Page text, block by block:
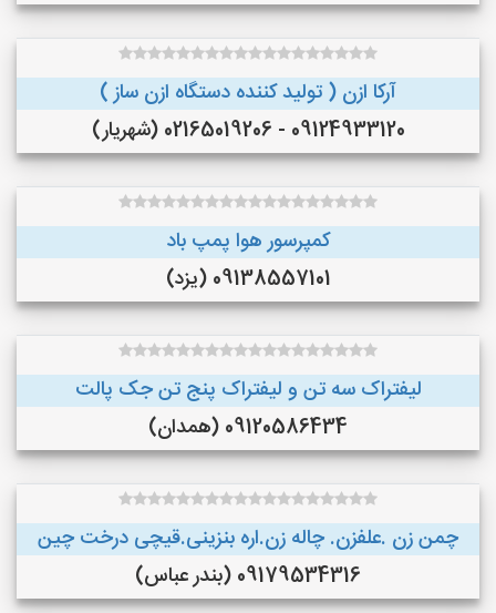
آرکا ازن ( تولید کننده دستگاه ازن ساز )
09124933120 - 02165019206 (شهریار)
کمپرسور هوا پمپ باد
09138557101 (یزد)
لیفتراک سه تن و لیفتراک پنج تن جک پالت
09120586434 (همدان)
چمن زن .علفزن. چاله زن.اره بنزینی.قیچی درخت چین
09179534316 (بندر عباس)